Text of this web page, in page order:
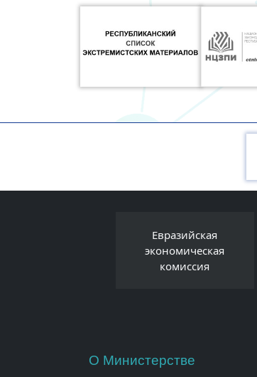
Евразийская
экономическая
комиссия
О Министерстве